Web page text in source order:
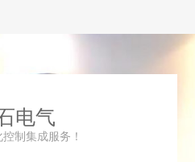
电气
制集成服务！